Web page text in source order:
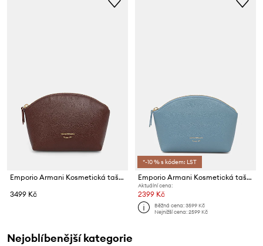
Emporio Armani Kosmetická taštička dámská kožená
3499 Kč
*-10 % s kódem: LST
Emporio Armani Kosmetická taštička dámská kožená
Aktuální cena:
2399 Kč
Běžná cena:3599 Kč
Nejnižší cena:2599 Kč
Nejoblíbenější kategorie